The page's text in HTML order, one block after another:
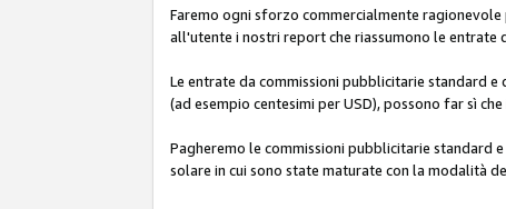
Faremo ogni sforzo commercialmente
all'utente i nostri report che riassumono le entrate
Le entrate da commissioni pubblicitarie standard
(ad esempio centesimi per USD), possono far sì
Pagheremo le commissioni pubblicitarie standard
solare in cui sono state maturate con la modalità